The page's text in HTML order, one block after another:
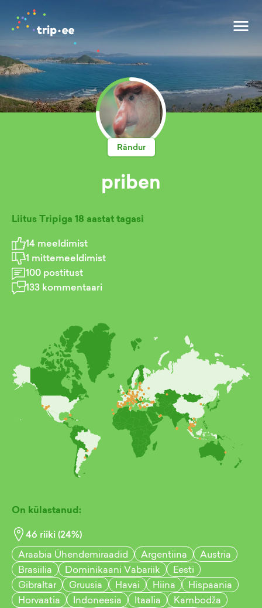
Rändur
priben
Liitus Tripiga 18 aastat tagasi
14 meeldimist
1 mittemeeldimist
100 postitust
133 kommentaari
On külastanud:
46 riiki (24%)
Araabia Ühendemiraadid
Argentiina
Austria
Brasiilia
Dominikaani Vabariik
Eesti
Gibraltar
Gruusia Havai Hiina
Hispaania
Horvaatia
Indoneesia Itaalia
Kambodža